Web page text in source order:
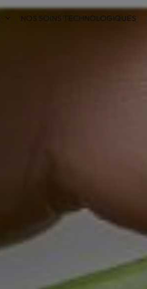
NOS SOINS TECHNOLOGIQUES